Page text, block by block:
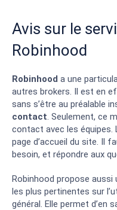
Avis sur le
Robinhood
Robinhood a une
autres brokers. Il est en
sans s’être au préalable
contact. Seulement, ce
contact avec les équipes.
page d’accueil du site. Il
besoin, et répondre aux
Robinhood propose aussi
les plus pertinentes sur
général. Elle permet d’en